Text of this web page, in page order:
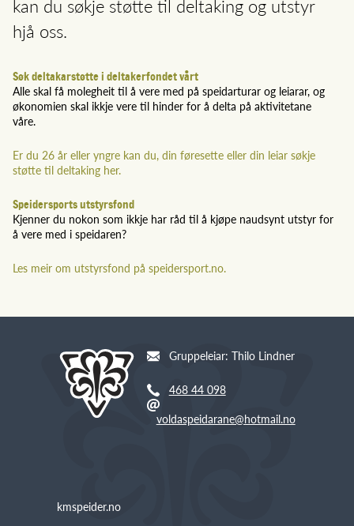
kan du søkje støtte til deltaking og utstyr
hjå oss.
Søk deltakarstøtte i deltakerfondet vårt
Alle skal få molegheit til å vere med på speidarturar og leiarar, og
økonomien skal ikkje vere til hinder for å delta på aktivitetane
våre.
Er du 26 år eller yngre kan du, din føresette eller din leiar søkje
støtte til deltaking her.
Speidersports utstyrsfond
Kjenner du nokon som ikkje har råd til å kjøpe naudsynt utstyr for
å vere med i speidaren?
Les meir om utstyrsfond på speidersport.no.
Gruppeleiar: Thilo Lindner
468 44 098
voldaspeidarane@hotmail.no
kmspeider.no